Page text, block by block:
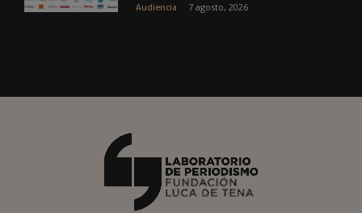
Audiencia 7 agosto, 2026